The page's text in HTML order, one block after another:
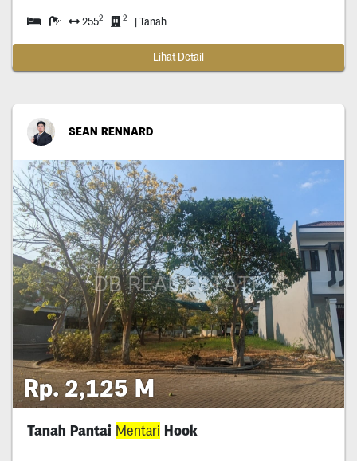
2552 2 | Tanah
Lihat Detail
SEAN RENNARD
Rp. 2,125 M
Tanah Pantai Mentari Hook